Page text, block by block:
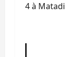
4 à Matadi